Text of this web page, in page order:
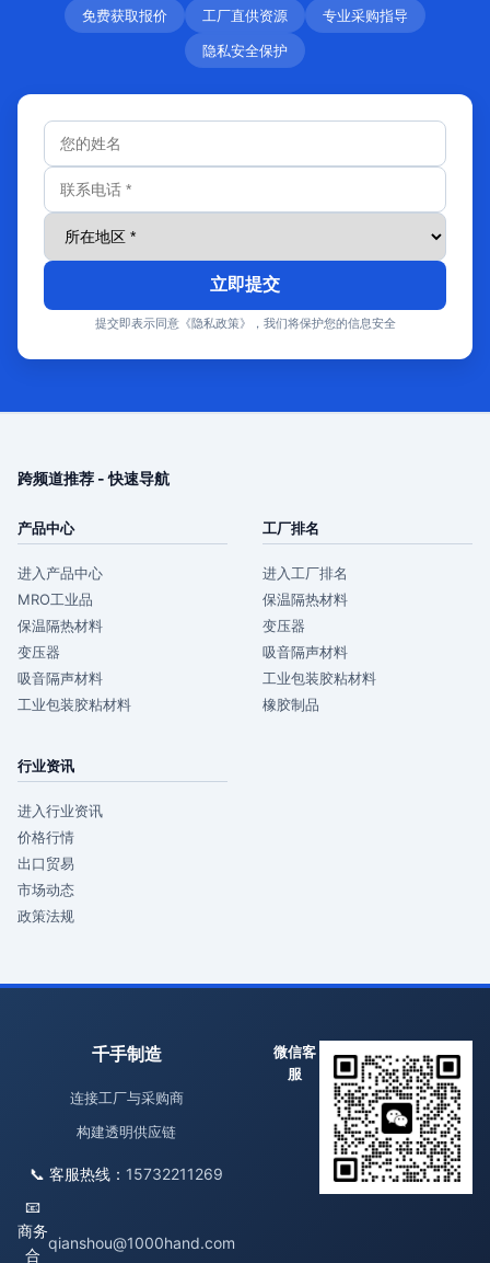
免费获取报价 工厂直供资源
专业采购指导
隐私安全保护
立即提交
提交即表示同意《隐私政策》，我们将保护您的信息安全
跨频道推荐 - 快速导航
产品中心
进入产品中心
MRO工业品
保温隔热材料
变压器
吸音隔声材料
工业包装胶粘材料
工厂排名
进入工厂排名
保温隔热材料
变压器
吸音隔声材料
工业包装胶粘材料
橡胶制品
行业资讯
进入行业资讯
价格行情
出口贸易
市场动态
政策法规
千手制造
连接工厂与采购商
构建透明供应链
📞 客服热线： 15732211269
📧
商务
合
qianshou@1000hand.com
微信客
服